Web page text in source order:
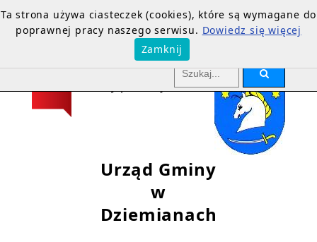
Urząd Gminy
w
Dziemianach
Ta strona używa ciasteczek (cookies), które są wymagane do
poprawnej pracy naszego serwisu. Dowiedz się więcej
Zamknij